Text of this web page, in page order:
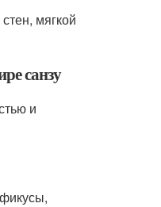
мягкой
санзу
и